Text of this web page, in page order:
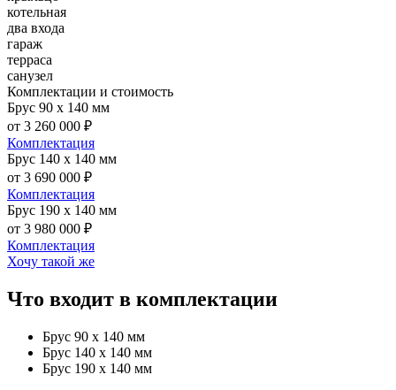
котельная
два входа
гараж
терраса
санузел
Комплектации и стоимость
Брус 90 х 140 мм
от 3 260 000 ₽
Комплектация
Брус 140 х 140 мм
от 3 690 000 ₽
Комплектация
Брус 190 х 140 мм
от 3 980 000 ₽
Комплектация
Хочу такой же
Что входит в комплектации
Брус 90 х 140 мм
Брус 140 х 140 мм
Брус 190 х 140 мм